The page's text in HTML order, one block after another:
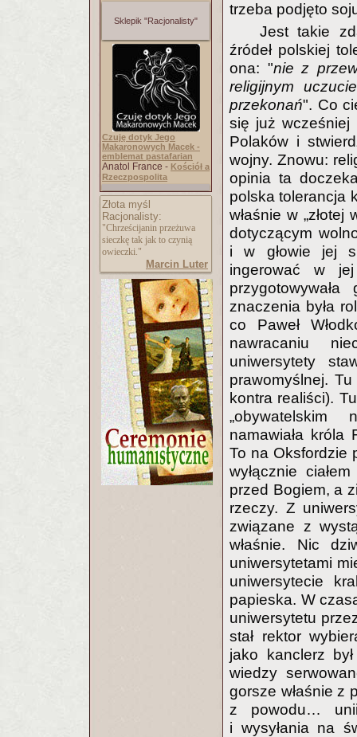
Sklepik "Racjonalisty"
Czuję dotyk Jego
Makaronowych Macek -
emblemat pastafarian
Anatol France - Kościół a
Rzeczpospolita
Złota myśl
Racjonalisty:
"Chrześcijanin przeżuwa
sieczkę tak jak to czynią
owieczki."
Marcin Luter
trzeba podjęto
Jest takie
źródeł polskiej
ona: "nie z
religijnym
przekonań". Co
się już wcześniej
Polaków i
wojny. Znowu:
opinia ta
polska tolerancja
właśnie w
dotyczącym
i w głowie jej
ingerować w
znaczenia była
co Paweł
nawracaniu
uniwersytety
prawomyślnej.
kontra realiści).
„obywatelskim
namawiała króla
To na Oksfordzie
wyłącznie
przed Bogiem, a
rzeczy. Z
związane z
właśnie. Nic
uniwersytetami
uniwersytecie
papieska. W
uniwersytetu
stał rektor
jako kanclerz
wiedzy
gorsze właśnie z
z powodu…
i wysyłania na